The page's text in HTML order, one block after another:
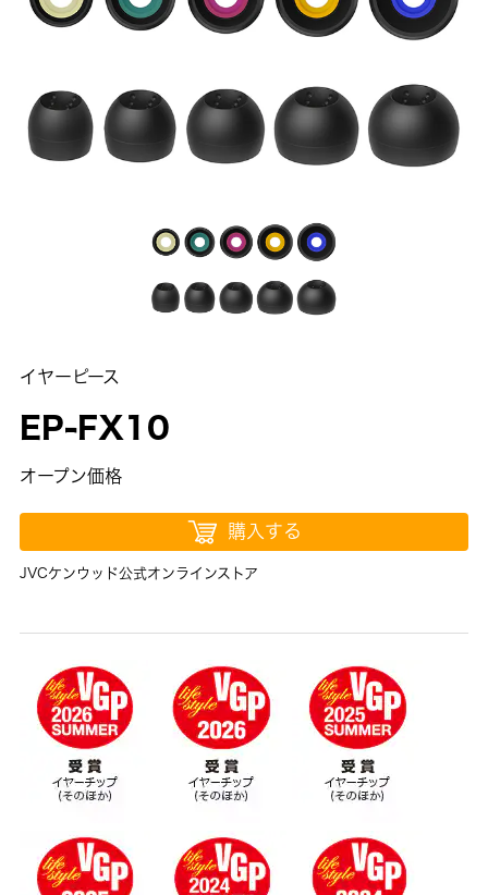
イヤーピース
EP-FX10
オープン価格
購入する
JVCケンウッド公式オンラインストア